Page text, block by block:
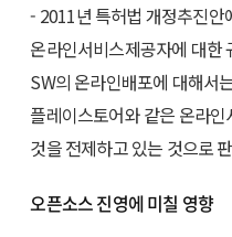
- 2011년 특허법 개정추진안
온라인서비스제공자에 대한
SW의 온라인배포에 대해서
플레이스토어와 같은 온라
것을 전제하고 있는 것으로
오픈소스 진영에 미칠 영향